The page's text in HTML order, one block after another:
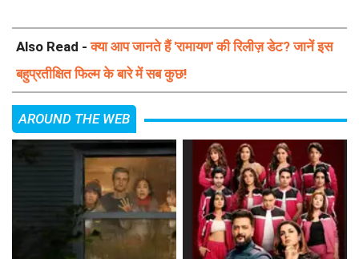
Also Read -क्या आप जानते हैं 'रामायण' की रिलीज़ डेट? जानें इस
बहुप्रतीक्षित फिल्म के बारे में सब कुछ!
AROUND THE WEB